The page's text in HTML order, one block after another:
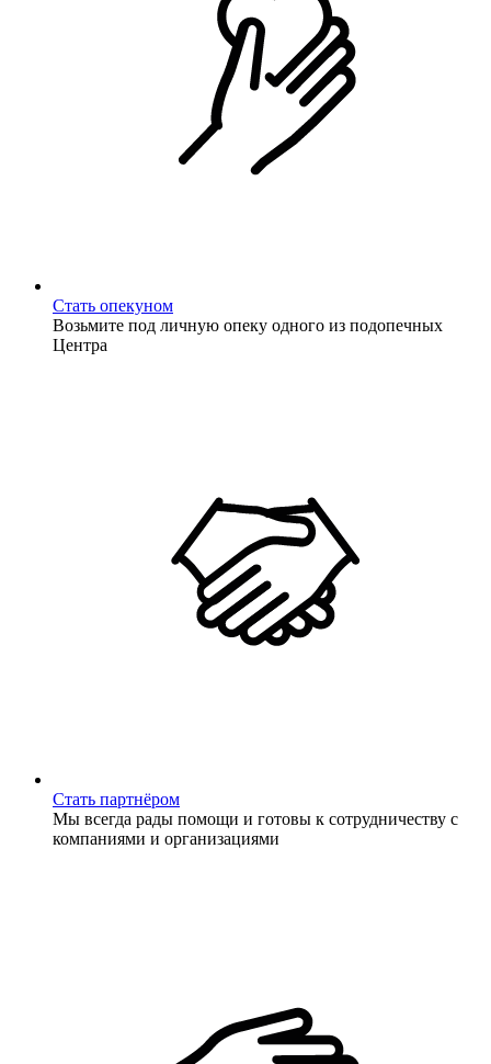
Стать опекуном
Возьмите под личную опеку одного из подопечных
Центра
Стать партнёром
Мы всегда рады помощи и готовы к сотрудничеству с
компаниями и организациями